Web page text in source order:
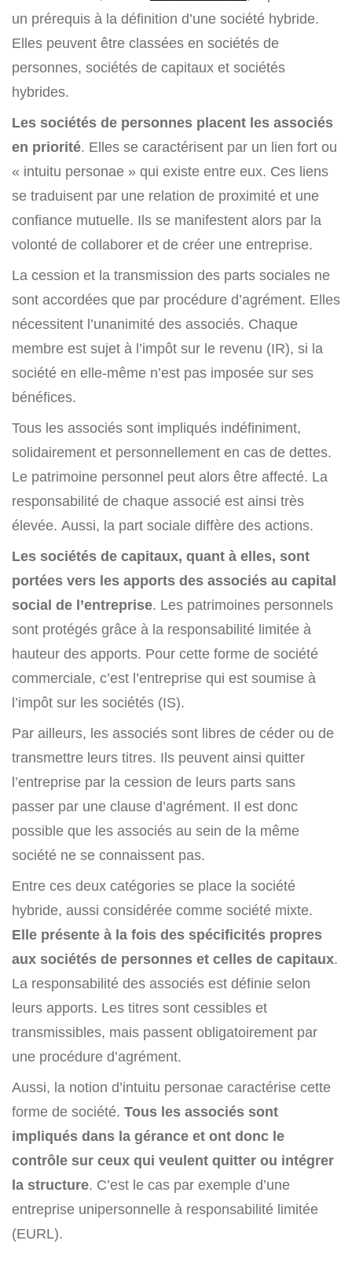
un prérequis à la définition d’une société hybride.
Elles peuvent être classées en sociétés de
personnes, sociétés de capitaux et sociétés
hybrides.
Les sociétés de personnes placent les associés
en priorité. Elles se caractérisent par un lien fort ou
« intuitu personae » qui existe entre eux. Ces liens
se traduisent par une relation de proximité et une
confiance mutuelle. Ils se manifestent alors par la
volonté de collaborer et de créer une entreprise.
La cession et la transmission des parts sociales ne
sont accordées que par procédure d’agrément. Elles
nécessitent l’unanimité des associés. Chaque
membre est sujet à l’impôt sur le revenu (IR), si la
société en elle-même n’est pas imposée sur ses
bénéfices.
Tous les associés sont impliqués indéfiniment,
solidairement et personnellement en cas de dettes.
Le patrimoine personnel peut alors être affecté. La
responsabilité de chaque associé est ainsi très
élevée. Aussi, la part sociale diffère des actions.
Les sociétés de capitaux, quant à elles, sont
portées vers les apports des associés au capital
social de l’entreprise. Les patrimoines personnels
sont protégés grâce à la responsabilité limitée à
hauteur des apports. Pour cette forme de société
commerciale, c’est l’entreprise qui est soumise à
l’impôt sur les sociétés (IS).
Par ailleurs, les associés sont libres de céder ou de
transmettre leurs titres. Ils peuvent ainsi quitter
l’entreprise par la cession de leurs parts sans
passer par une clause d’agrément. Il est donc
possible que les associés au sein de la même
société ne se connaissent pas.
Entre ces deux catégories se place la société
hybride, aussi considérée comme société mixte.
Elle présente à la fois des spécificités propres
aux sociétés de personnes et celles de capitaux.
La responsabilité des associés est définie selon
leurs apports. Les titres sont cessibles et
transmissibles, mais passent obligatoirement par
une procédure d’agrément.
Aussi, la notion d’intuitu personae caractérise cette
forme de société. Tous les associés sont
impliqués dans la gérance et ont donc le
contrôle sur ceux qui veulent quitter ou intégrer
la structure. C’est le cas par exemple d’une
entreprise unipersonnelle à responsabilité limitée
(EURL).